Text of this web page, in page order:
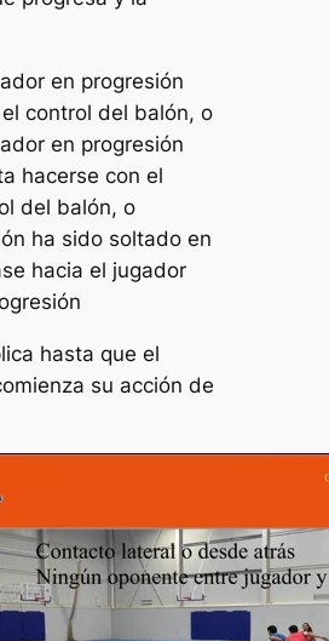
en progresión
control del balón, o
en progresión
hacerse con el
del balón, o
ha sido soltado en
hacia el jugador
hasta que el
su acción de